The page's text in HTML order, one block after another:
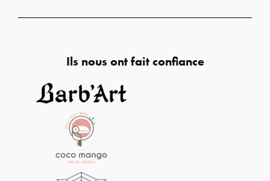
Ils nous ont fait confiance